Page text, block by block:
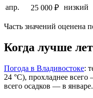
апр.
25 000 ₽ низкий
Часть значений оценена
Когда лучше
Погода в Владивостоке:
24 °C), прохладнее
всего осадков — в январе.